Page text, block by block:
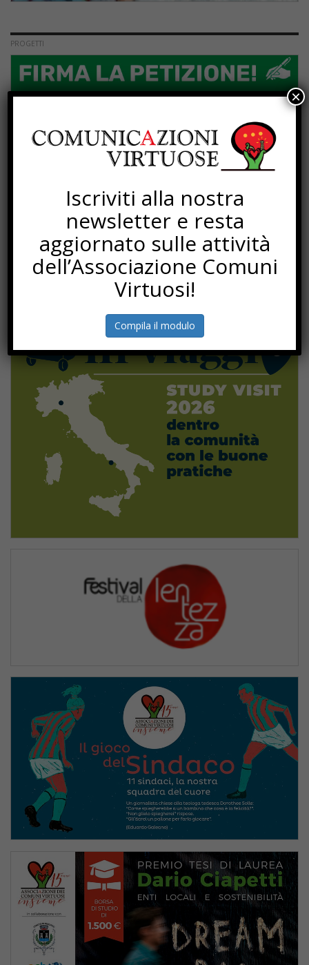
PROGETTI
Iscriviti alla nostra
newsletter e resta
aggiornato sulle attività
dell’Associazione Comuni
Virtuosi!
Compila il modulo
×